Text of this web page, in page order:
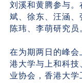
刘溪和黄腾参与
斌、徐东、汪涵
陈玮、李萌研究员。
在为期两日的峰
港大学与上和科
业协会，香港大